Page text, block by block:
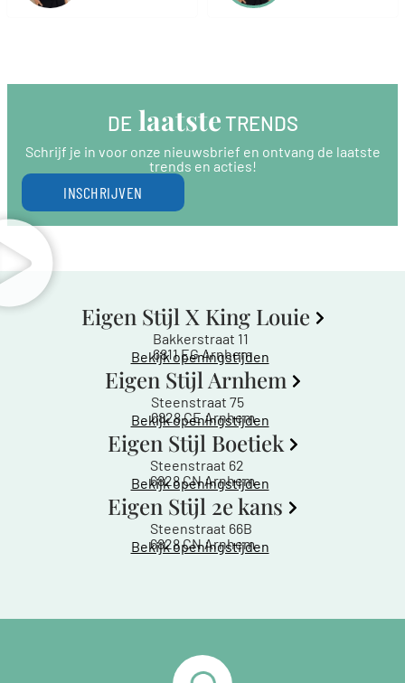
DE laatste TRENDS
Schrijf je in voor onze nieuwsbrief en ontvang de laatste
trends en acties!
INSCHRIJVEN
Eigen Stijl X King Louie
Bakkerstraat 11
6811 EG Arnhem
Bekijk openingstijden
Eigen Stijl Arnhem
Steenstraat 75
6828 CE Arnhem
Bekijk openingstijden
Eigen Stijl Boetiek
Steenstraat 62
6828 CN Arnhem
Bekijk openingstijden
Eigen Stijl 2e kans
Steenstraat 66B
6828 CN Arnhem
Bekijk openingstijden